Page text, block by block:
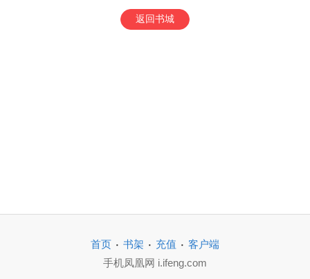
返回书城
首页 · 书架 · 充值 · 客户端
手机凤凰网 i.ifeng.com